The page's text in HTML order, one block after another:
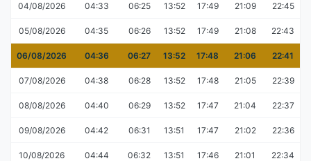
04/08/2026 04:33 06:25 13:52 17:49 21:09 22:45
05/08/2026 04:35 06:26 13:52 17:49 21:08 22:43
06/08/2026 04:36 06:27 13:52 17:48 21:06 22:41
07/08/2026 04:38 06:28 13:52 17:48 21:05 22:39
08/08/2026 04:40 06:29 13:52 17:47 21:04 22:37
09/08/2026 04:42 06:31 13:51 17:47 21:02 22:36
10/08/2026 04:44 06:32 13:51 17:46 21:01 22:34